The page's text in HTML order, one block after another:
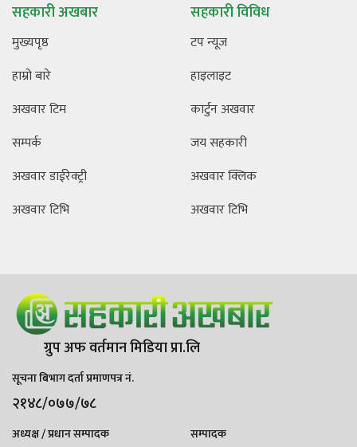
सहकारी अखबार
मुख्यपृष्ठ
हाम्रो बारे
अखवार टिम
सम्पर्क
अखवार डाईरेक्ट्री
अखवार टिभि
सहकारी विविध
टप न्यूज
हाइलाइट
कार्टुन अखवार
जय सहकारी
अखवार क्लिक
अखवार टिभि
ग्रुप अफ वर्तमान मिडिया प्रा.लि
सूचना बिभाग दर्ता प्रमाणपत्र नं.
२१४८/०७७/७८
अध्यक्ष / प्रधान सम्पादक सम्पादक